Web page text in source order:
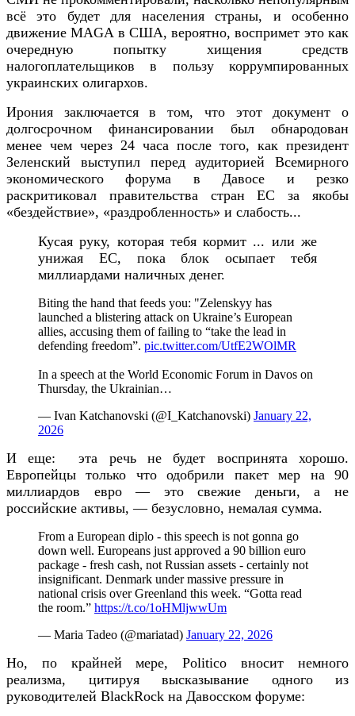
всё это будет для населения страны, и особенно
движение MAGA в США, вероятно, воспримет это как
очередную попытку хищения средств
налогоплательщиков в пользу коррумпированных
украинских олигархов.
Ирония заключается в том, что этот документ о
долгосрочном финансировании был обнародован
менее чем через 24 часа после того, как президент
Зеленский выступил перед аудиторией Всемирного
экономического форума в Давосе и резко
раскритиковал правительства стран ЕС за якобы
«бездействие», «раздробленность» и слабость...
Кусая руку, которая тебя кормит ... или же
унижая ЕС, пока блок осыпает тебя
миллиардами наличных денег.
Biting the hand that feeds you: "Zelenskyy has
launched a blistering attack on Ukraine’s European
allies, accusing them of failing to “take the lead in
defending freedom”. pic.twitter.com/UtfE2WOlMR
In a speech at the World Economic Forum in Davos on
Thursday, the Ukrainian…
— Ivan Katchanovski (@I_Katchanovski) January 22,
2026
И еще: эта речь не будет воспринята хорошо.
Европейцы только что одобрили пакет мер на 90
миллиардов евро — это свежие деньги, а не
российские активы, — безусловно, немалая сумма.
From a European diplo - this speech is not gonna go
down well. Europeans just approved a 90 billion euro
package - fresh cash, not Russian assets - certainly not
insignificant. Denmark under massive pressure in
national crisis over Greenland this week. “Gotta read
the room.” https://t.co/1oHMljwwUm
— Maria Tadeo (@mariatad) January 22, 2026
Но, по крайней мере, Politico вносит немного
реализма, цитируя высказывание одного из
руководителей BlackRock на Давосском форуме: